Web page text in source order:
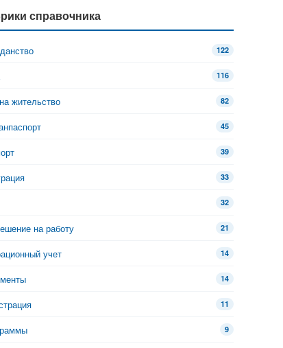
справочника
122
116
жительство 82
45
39
33
32
на работу 21
учет 14
14
11
9